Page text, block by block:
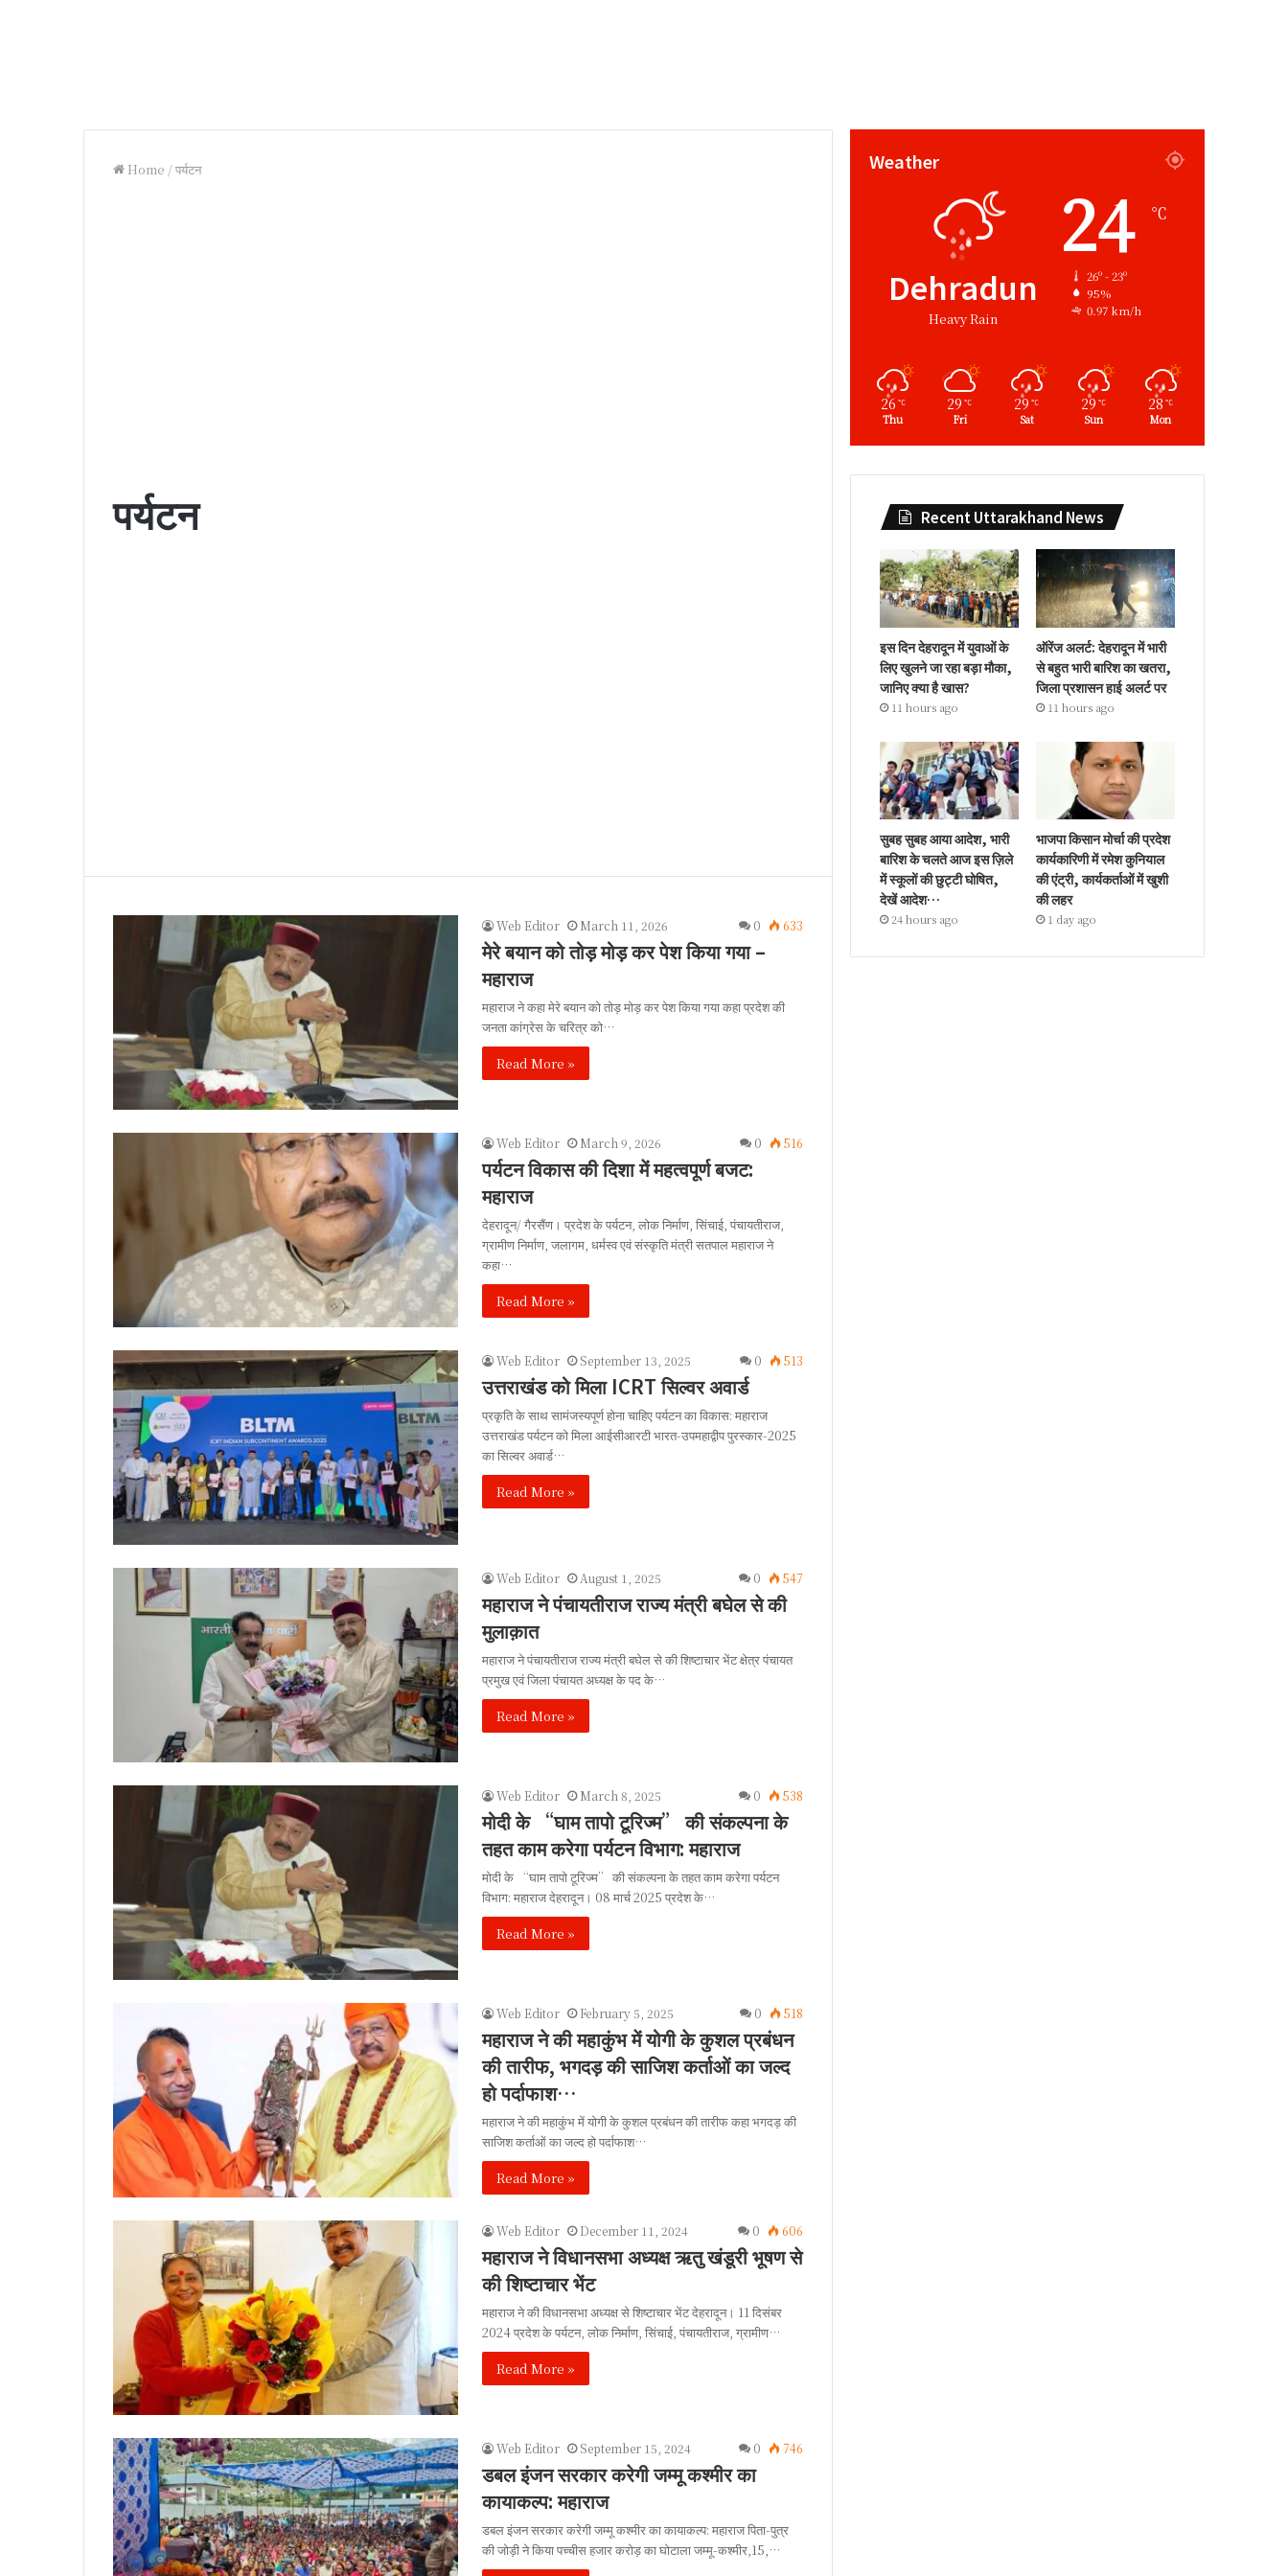
Home /पर्यटन
पर्यटन
Web Editor March 11, 2026 0 633
मेरे बयान को तोड़ मोड़ कर पेश किया गया –
महाराज
महाराज ने कहा मेरे बयान को तोड़ मोड़ कर पेश किया गया कहा प्रदेश की
जनता कांग्रेस के चरित्र को…
Read More »
Web Editor March 9, 2026 0 516
पर्यटन विकास की दिशा में महत्वपूर्ण बजट:
महाराज
देहरादून/ गैरसैंण। प्रदेश के पर्यटन, लोक निर्माण, सिंचाई, पंचायतीराज,
ग्रामीण निर्माण, जलागम, धर्मस्व एवं संस्कृति मंत्री सतपाल महाराज ने
कहा…
Read More »
Web Editor September 13, 2025 0 513
उत्तराखंड को मिला ICRT सिल्वर अवार्ड
प्रकृति के साथ सामंजस्यपूर्ण होना चाहिए पर्यटन का विकास: महाराज
उत्तराखंड पर्यटन को मिला आईसीआरटी भारत-उपमहाद्वीप पुरस्कार-2025
का सिल्वर अवार्ड…
Read More »
Web Editor August 1, 2025 0 547
महाराज ने पंचायतीराज राज्य मंत्री बघेल से की
मुलाक़ात
महाराज ने पंचायतीराज राज्य मंत्री बघेल से की शिष्टाचार भेंट क्षेत्र पंचायत
प्रमुख एवं जिला पंचायत अध्यक्ष के पद के…
Read More »
Web Editor March 8, 2025 0 538
मोदी के “घाम तापो टूरिज्म” की संकल्पना के
तहत काम करेगा पर्यटन विभाग: महाराज
मोदी के “घाम तापो टूरिज्म” की संकल्पना के तहत काम करेगा पर्यटन
विभाग: महाराज देहरादून। 08 मार्च 2025 प्रदेश के…
Read More »
Web Editor February 5, 2025 0 518
महाराज ने की महाकुंभ में योगी के कुशल प्रबंधन
की तारीफ, भगदड़ की साजिश कर्ताओं का जल्द
हो पर्दाफाश…
महाराज ने की महाकुंभ में योगी के कुशल प्रबंधन की तारीफ कहा भगदड़ की
साजिश कर्ताओं का जल्द हो पर्दाफाश…
Read More »
Web Editor December 11, 2024 0 606
महाराज ने विधानसभा अध्यक्ष ऋतु खंडूरी भूषण से
की शिष्टाचार भेंट
महाराज ने की विधानसभा अध्यक्ष से शिष्टाचार भेंट देहरादून। 11 दिसंबर
2024 प्रदेश के पर्यटन, लोक निर्माण, सिंचाई, पंचायतीराज, ग्रामीण…
Read More »
Web Editor September 15, 2024 0 746
डबल इंजन सरकार करेगी जम्मू कश्मीर का
कायाकल्प: महाराज
डबल इंजन सरकार करेगी जम्मू कश्मीर का कायाकल्प: महाराज पिता-पुत्र
की जोड़ी ने किया पच्चीस हजार करोड़ का घोटाला जम्मू-कश्मीर,15,…
Weather
Dehradun
Heavy Rain
24 ℃
26º - 23º
95%
0.97 km/h
26 ℃
Thu
29 ℃
Fri
29 ℃
Sat
29 ℃
Sun
28 ℃
Mon
Recent Uttarakhand News
इस दिन देहरादून में युवाओं के
लिए खुलने जा रहा बड़ा मौका,
जानिए क्या है खास?
11 hours ago
ऑरेंज अलर्ट: देहरादून में भारी
से बहुत भारी बारिश का खतरा,
जिला प्रशासन हाई अलर्ट पर
11 hours ago
सुबह सुबह आया आदेश, भारी
बारिश के चलते आज इस ज़िले
में स्कूलों की छुट्टी घोषित,
देखें आदेश…
24 hours ago
भाजपा किसान मोर्चा की प्रदेश
कार्यकारिणी में रमेश कुनियाल
की एंट्री, कार्यकर्ताओं में खुशी
की लहर
1 day ago